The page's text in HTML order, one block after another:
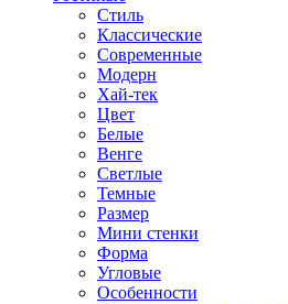
Стиль
Классические
Современные
Модерн
Хай-тек
Цвет
Белые
Венге
Светлые
Темные
Размер
Мини стенки
Форма
Угловые
Особенности